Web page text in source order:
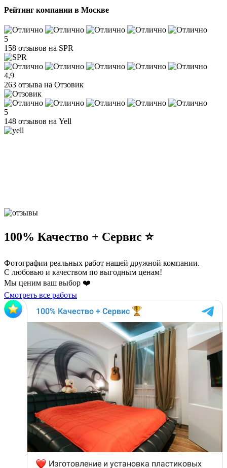
Рейтинг компании в Москве
5
158 отзывов на SPR
4,9
263 отзыва на Отзовик
5
148 отзывов на Yell
100% Качество + Сервис ⭐️
Фотографии реальных работ нашей дружной компании.
С любовью и качеством по выгодным ценам!
Мы ценим ваш выбор ❤️
Смотреть все работы